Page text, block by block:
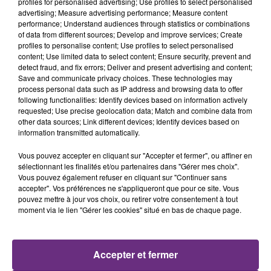
LA CENTRALE NUCLÉAIRE DE CHOOZ
TOUJOURS À L'ARRÊT
Cela fait déjà une semaine que la centrale
nucléaire ardennaise est à l'arrêt. Une situation
justifiée par la sécheresse intense qui est toujours
présente.
LE MAGASIN JOUÉCLUB DE REIMS FERME
SES PORTES
C'était l'une des institutions du centre-ville
fermer ses portes.
TITRES DIFFUSÉS
advertising; Measure advertising performance; Measure content
performance; Understand audiences through statistics or combinations
of data from different sources; Develop and improve services; Create
profiles to personalise content; Use profiles to select personalised
content; Use limited data to select content; Ensure security, prevent and
detect fraud, and fix errors; Deliver and present advertising and content;
Save and communicate privacy choices. These technologies may
process personal data such as IP address and browsing data to offer
following functionalities: Identify devices based on information actively
requested; Use precise geolocation data; Match and combine data from
other data sources; Link different devices; Identify devices based on
information transmitted automatically.
Vous pouvez accepter en cliquant sur "Accepter et fermer", ou affiner en
sélectionnant les finalités et/ou partenaires dans "Gérer mes choix".
Vous pouvez également refuser en cliquant sur "Continuer sans
accepter". Vos préférences ne s'appliqueront que pour ce site. Vous
pouvez mettre à jour vos choix, ou retirer votre consentement à tout
moment via le lien "Gérer les cookies" situé en bas de chaque page.
Accepter et fermer